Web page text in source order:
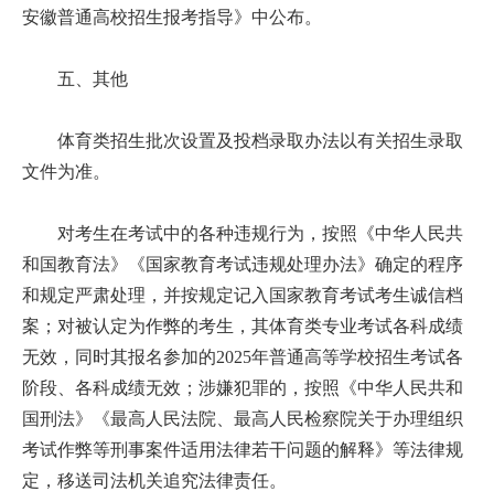
安徽普通高校招生报考指导》中公布。
五、其他
体育类招生批次设置及投档录取办法以有关招生录取
文件为准。
对考生在考试中的各种违规行为，按照《中华人民共
和国教育法》《国家教育考试违规处理办法》确定的程序
和规定严肃处理，并按规定记入国家教育考试考生诚信档
案；对被认定为作弊的考生，其体育类专业考试各科成绩
无效，同时其报名参加的2025年普通高等学校招生考试各
阶段、各科成绩无效；涉嫌犯罪的，按照《中华人民共和
国刑法》《最高人民法院、最高人民检察院关于办理组织
考试作弊等刑事案件适用法律若干问题的解释》等法律规
定，移送司法机关追究法律责任。